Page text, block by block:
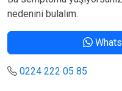
nedenini bulalım.
0224 222 05 85